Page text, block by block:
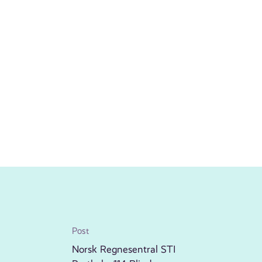
Post
Norsk Regnesentral STI